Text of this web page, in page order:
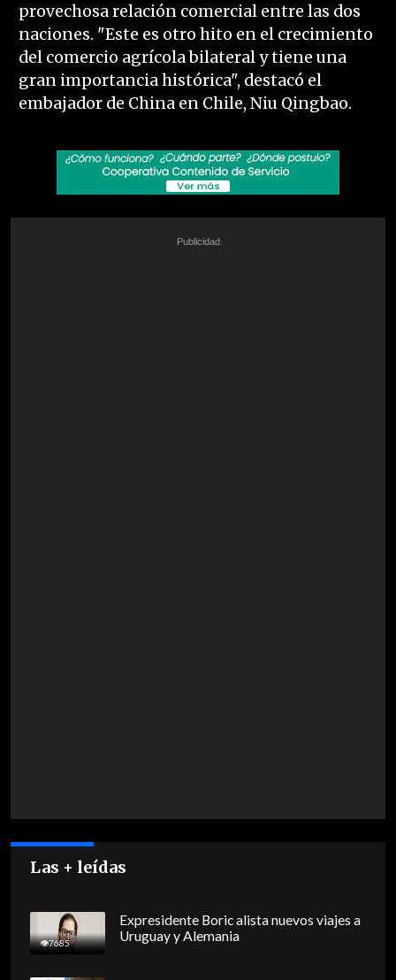
provechosa relación comercial entre las dos
naciones. "Este es otro hito en el crecimiento
del comercio agrícola bilateral y tiene una
gran importancia histórica", destacó el
embajador de China en Chile, Niu Qingbao.
Las + leídas
7685
Expresidente Boric alista nuevos viajes a
Uruguay y Alemania